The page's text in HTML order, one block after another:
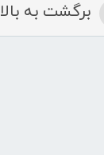
برگشت به بالا